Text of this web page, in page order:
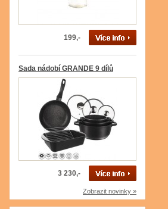
199,-
Sada nádobí GRANDE 9 dílů
3 230,-
Zobrazit novinky »